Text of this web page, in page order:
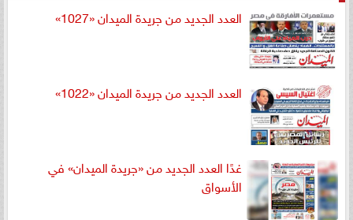
العدد الجديد من جريدة الميدان «1027»
العدد الجديد من جريدة الميدان «1022»
غدًا العدد الجديد من «جريدة الميدان» في
الأسواق